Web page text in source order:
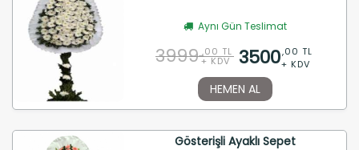
Aynı Gün Teslimat
3999 ,00 TL
+ KDV 3500,00 TL
+ KDV
HEMEN AL
Gösterişli Ayaklı Sepet